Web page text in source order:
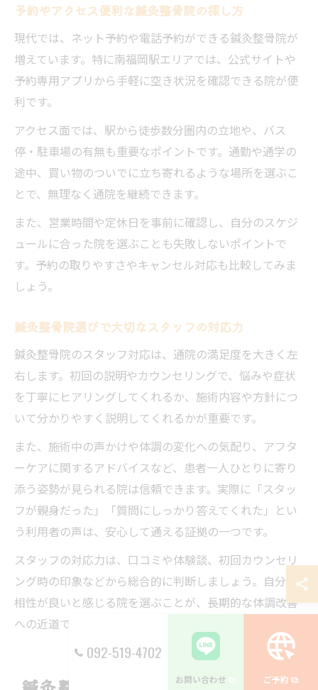
予約やアクセス便利な鍼灸整骨院の探し方
現代では、ネット予約や電話予約ができる鍼灸整骨院が
増えています。特に南福岡駅エリアでは、公式サイトや
予約専用アプリから手軽に空き状況を確認できる院が便
利です。
アクセス面では、駅から徒歩数分圏内の立地や、バス
停・駐車場の有無も重要なポイントです。通勤や通学の
途中、買い物のついでに立ち寄れるような場所を選ぶこ
とで、無理なく通院を継続できます。
また、営業時間や定休日を事前に確認し、自分のスケジ
ュールに合った院を選ぶことも失敗しないポイントで
す。予約の取りやすさやキャンセル対応も比較してみま
しょう。
鍼灸整骨院選びで大切なスタッフの対応力
鍼灸整骨院のスタッフ対応は、通院の満足度を大きく左
右します。初回の説明やカウンセリングで、悩みや症状
を丁寧にヒアリングしてくれるか、施術内容や方針につ
いて分かりやすく説明してくれるかが重要です。
また、施術中の声かけや体調の変化への気配り、アフタ
ーケアに関するアドバイスなど、患者一人ひとりに寄り
添う姿勢が見られる院は信頼できます。実際に「スタッ
フが親身だった」「質問にしっかり答えてくれた」とい
う利用者の声は、安心して通える証拠の一つです。
スタッフの対応力は、口コミや体験談、初回カウンセリ
ング時の印象などから総合的に判断しましょう。自分と
相性が良いと感じる院を選ぶことが、長期的な体調改善
への近道です。
092-519-4702
お問い合わせ ご予約